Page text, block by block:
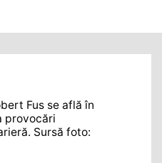
Fus se află în
provocări
Sursă foto: